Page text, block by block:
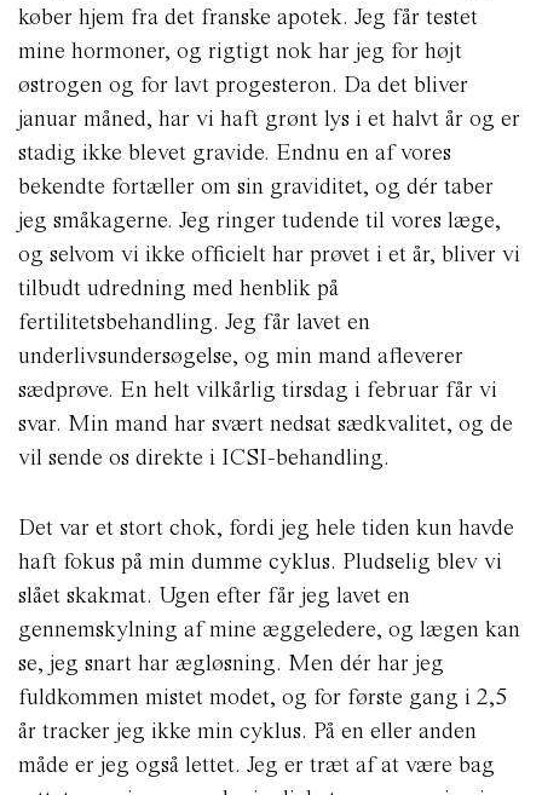
køber hjem fra det franske apotek. Jeg får testet
mine hormoner, og rigtigt nok har jeg for højt
østrogen og for lavt progesteron. Da det bliver
januar måned, har vi haft grønt lys i et halvt år og er
stadig ikke blevet gravide. Endnu en af vores
bekendte fortæller om sin graviditet, og dér taber
jeg småkagerne. Jeg ringer tudende til vores læge,
og selvom vi ikke officielt har prøvet i et år, bliver vi
tilbudt udredning med henblik på
fertilitetsbehandling. Jeg får lavet en
underlivsundersøgelse, og min mand afleverer
sædprøve. En helt vilkårlig tirsdag i februar får vi
svar. Min mand har svært nedsat sædkvalitet, og de
vil sende os direkte i ICSI-behandling.
Det var et stort chok, fordi jeg hele tiden kun havde
haft fokus på min dumme cyklus. Pludselig blev vi
slået skakmat. Ugen efter får jeg lavet en
gennemskylning af mine æggeledere, og lægen kan
se, jeg snart har ægløsning. Men dér har jeg
fuldkommen mistet modet, og for første gang i 2,5
år tracker jeg ikke min cyklus. På en eller anden
måde er jeg også lettet. Jeg er træt af at være bag